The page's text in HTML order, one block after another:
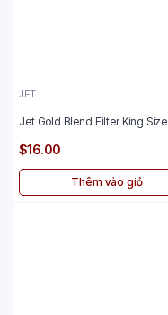
JET
Jet Gold Blend Filter King Size
$16.00
Thêm vào giỏ